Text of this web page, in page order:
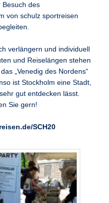
Besuch des
von schulz sportreisen
verlängern und individuell
und Reiselängen stehen
„Venedig des Nordens“
ist Stockholm eine Stadt,
gut entdecken lässt.
Sie gern!
SCH20